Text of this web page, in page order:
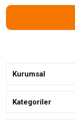
Kurumsal
Kategoriler